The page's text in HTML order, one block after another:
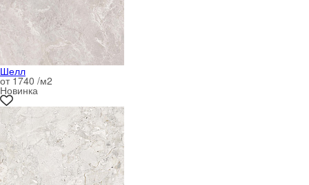
Шелл
от 1740 /м2
Новинка